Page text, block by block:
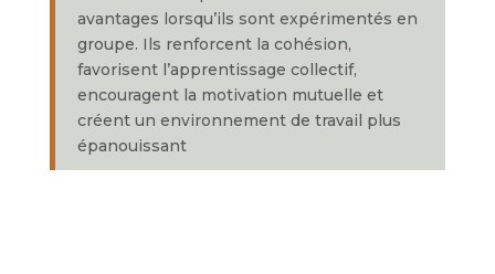
avantages lorsqu’ils sont expérimentés en
groupe. Ils renforcent la cohésion,
favorisent l’apprentissage collectif,
encouragent la motivation mutuelle et
créent un environnement de travail plus
épanouissant